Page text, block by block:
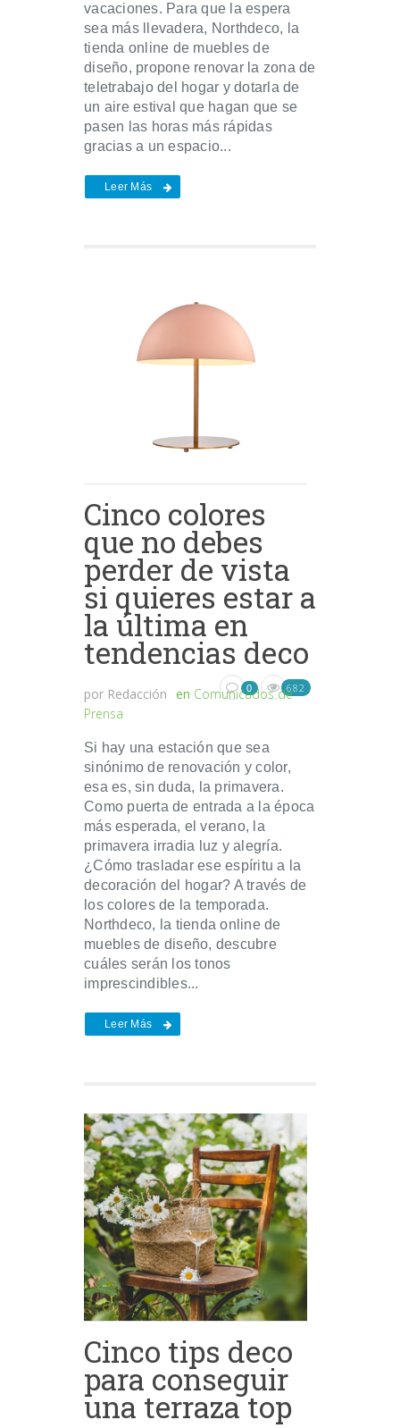
vacaciones. Para que la espera
sea más llevadera, Northdeco, la
tienda online de muebles de
diseño, propone renovar la zona de
teletrabajo del hogar y dotarla de
un aire estival que hagan que se
pasen las horas más rápidas
gracias a un espacio...
Leer Más
Cinco colores
que no debes
perder de vista
si quieres estar a
la última en
tendencias deco
por Redacción en Comunicados de
Prensa
0 682
Si hay una estación que sea
sinónimo de renovación y color,
esa es, sin duda, la primavera.
Como puerta de entrada a la época
más esperada, el verano, la
primavera irradia luz y alegría.
¿Cómo trasladar ese espíritu a la
decoración del hogar? A través de
los colores de la temporada.
Northdeco, la tienda online de
muebles de diseño, descubre
cuáles serán los tonos
imprescindibles...
Leer Más
Cinco tips deco
para conseguir
una terraza top